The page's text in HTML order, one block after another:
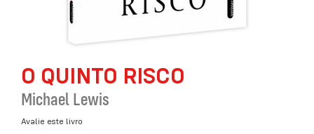
Galeria
O QUINTO RISCO
Michael Lewis
Avalie este livro